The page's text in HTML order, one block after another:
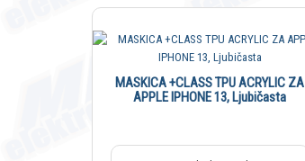
MASKICA +CLASS TPU ACRYLIC ZA
APPLE IPHONE 13, Ljubičasta